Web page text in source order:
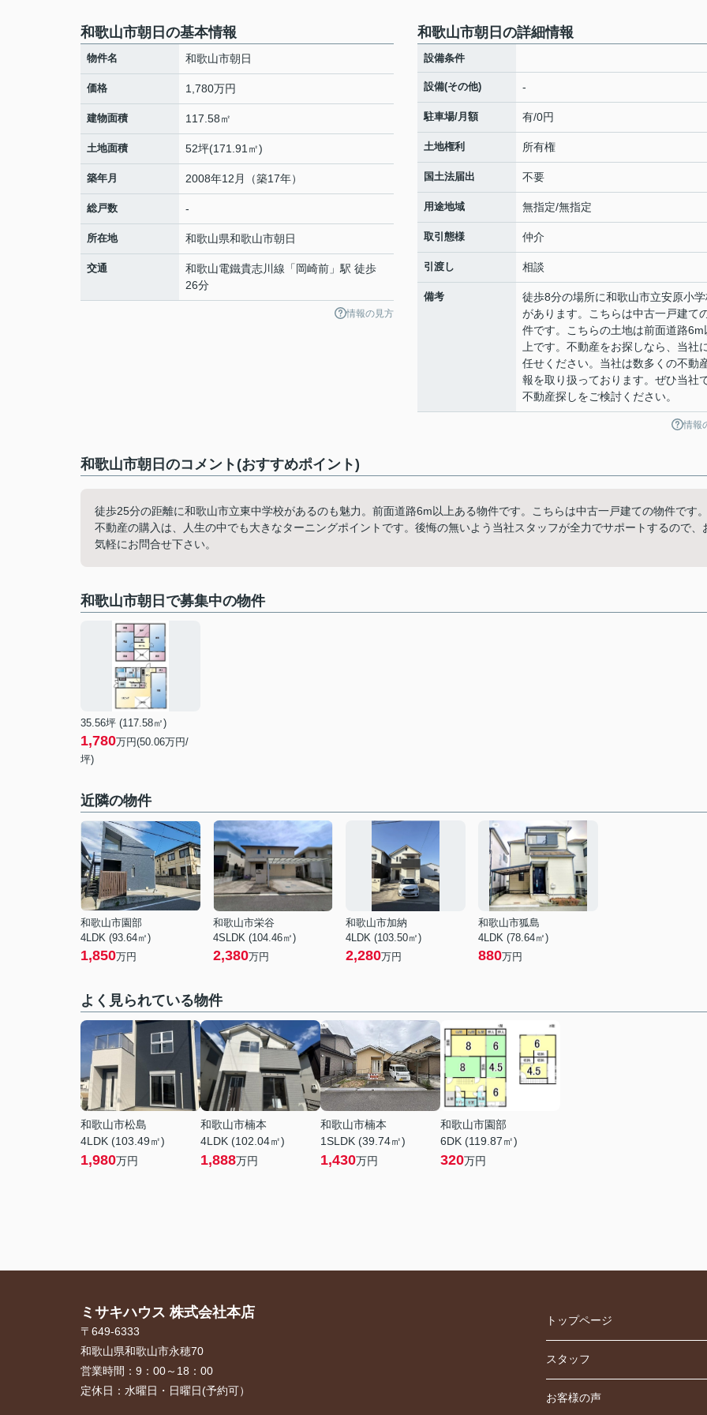
和歌山市朝日の基本情報
物件名 和歌山市朝日
価格 1,780万円
建物面積 117.58㎡
土地面積 52坪(171.91㎡)
築年月 2008年12月（築17年）
総戸数 -
所在地 和歌山県和歌山市朝日
交通 和歌山電鐵貴志川線 「 岡崎前 」駅 徒歩
26分
情報の見方
和歌山市朝日の詳細情報
設備条件
設備(その他) -
駐車場/月額 有/0円
土地権利 所有権
国土法届出 不要
用途地域 無指定/無指定
取引態様 仲介
引渡し 相談
備考
徒歩8分の場所に和歌山市立安原小学
があります。こちらは中古一戸建て
件です。こちらの土地は前面道路6m
上です。不動産をお探しなら、当社
任せください。当社は数多くの不動
報を取り扱っております。ぜひ当社
不動産探しをご検討ください。
情報
和歌山市朝日のコメント(おすすめポイント)
徒歩25分の距離に和歌山市立東中学校があるのも魅力。前面道路6m以上ある物件です。こちらは中古一戸建ての物件です。
不動産の購入は、人生の中でも大きなターニングポイントです。後悔の無いよう当社スタッフが全力でサポートするので、
気軽にお問合せ下さい。
和歌山市朝日で募集中の物件
35.56坪 (117.58㎡)
1,780万円(50.06万円/
坪)
近隣の物件
和歌山市園部
4LDK (93.64㎡)
1,850万円
和歌山市栄谷
4SLDK (104.46㎡)
2,380万円
和歌山市加納
4LDK (103.50㎡)
2,280万円
和歌山市狐島
4LDK (78.64㎡)
880万円
よく見られている物件
和歌山市松島
4LDK (103.49㎡)
1,980万円
和歌山市楠本
4LDK (102.04㎡)
1,888万円
和歌山市楠本
1SLDK (39.74㎡)
1,430万円
和歌山市園部
6DK (119.87㎡)
320万円
ミサキハウス 株式会社本店
〒649-6333
和歌山県和歌山市永穂70
営業時間： 9：00～18：00
定休日： 水曜日・日曜日(予約可）
トップページ
スタッフ
お客様の声